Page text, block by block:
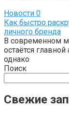
Новости 0
Как быстро
личного бренда
В современном
остаётся
однако
Поиск
Свежие